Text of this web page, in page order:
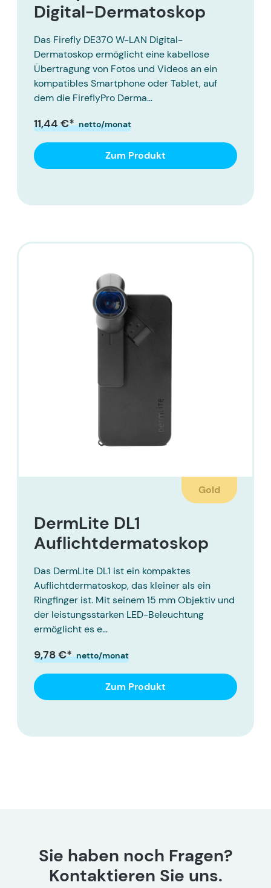
Digital-Dermatoskop
Das Firefly DE370 W-LAN Digital-
Dermatoskop ermöglicht eine kabellose
Übertragung von Fotos und Videos an ein
kompatibles Smartphone oder Tablet, auf
dem die FireflyPro Derma…
11,44 €* netto/monat
Zum Produkt
Gold
DermLite DL1
Auflichtdermatoskop
Das DermLite DL1 ist ein kompaktes
Auflichtdermatoskop, das kleiner als ein
Ringfinger ist. Mit seinem 15 mm Objektiv und
der leistungsstarken LED-Beleuchtung
ermöglicht es e…
9,78 €* netto/monat
Zum Produkt
Sie haben noch Fragen?
Kontaktieren Sie uns.